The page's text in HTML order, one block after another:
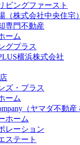
ビングファースト
（株式会社中央住宅）
専門不動産
ーム
グプラス
横浜株式会社
ズ・プラス
ーム
（ヤマダ不動産
ホーム
レーション
ステート